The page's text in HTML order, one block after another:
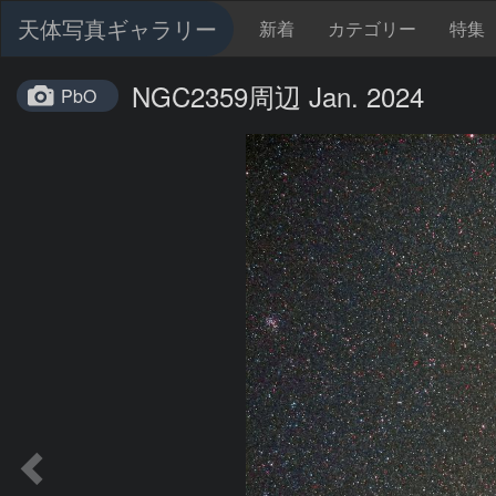
天体写真ギャラリー 新着 カテゴリー 特集
PbO NGC2359周辺 Jan. 2024